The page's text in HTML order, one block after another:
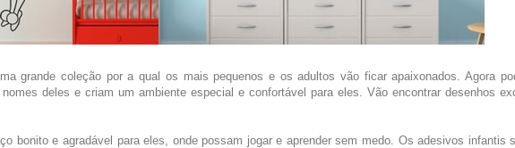
grande coleção por a qual os mais pequenos e os adultos vão ficar apaixonados. Agora
deles e criam um ambiente especial e confortável para eles. Vão encontrar desenhos
bonito e agradável para eles, onde possam jogar e aprender sem medo. Os adesivos infantis